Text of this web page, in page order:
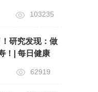
103235
研究发现：做
！| 每日健康
62919